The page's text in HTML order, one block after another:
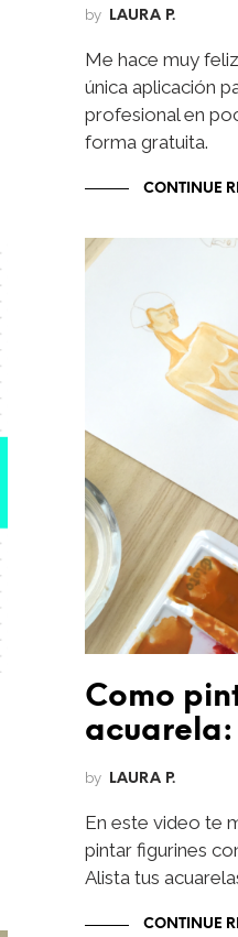
by LAURA P.
Me hace muy
única aplicación
profesional en
forma gratuita.
CONTINUE
Como
by LAURA P.
En este video te
pintar figurines
Alista tus
CONTINUE